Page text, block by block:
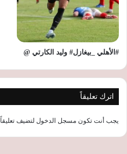
#الأهلي _بيغازل# وليد الكارتي @
اترك تعليقاً
يجب أنت تكون مسجل الدخول لتضيف تعليقاً.